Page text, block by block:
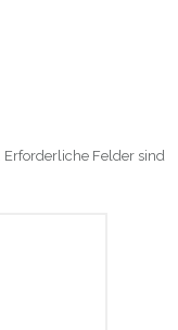
Erforderliche Felder sind